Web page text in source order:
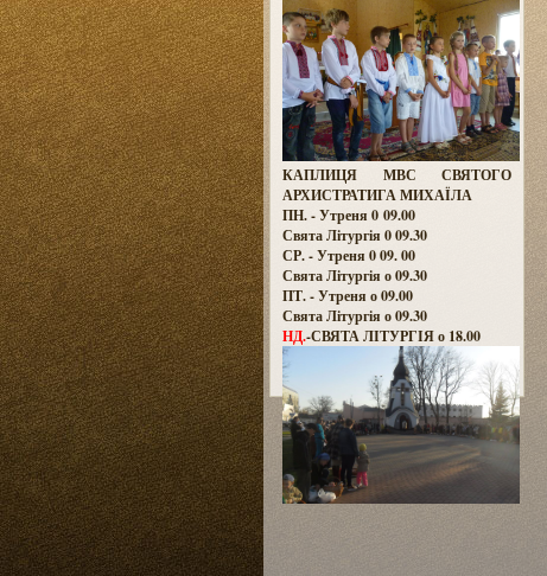
КАПЛИЦЯ МВС СВЯТОГО
АРХИСТРАТИГА МИХАЇЛА
ПН. - Утреня 0 09.00
Свята Літургія 0 09.30
СР. - Утреня 0 09. 00
Свята Літургія о 09.30
ПТ. - Утреня о 09.00
Свята Літургія о 09.30
НД.-СВЯТА ЛІТУРГІЯ о 18.00